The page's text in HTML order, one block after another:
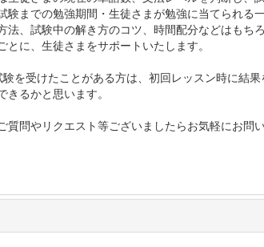
験までの勉強期間・生徒さまが勉強に当てられる
法、試験中の解き方のコツ、時間配分などはもち
とに、生徒さまをサポートいたします。
験を受けたことがある方は、初回レッスン時に結
きるかと思います。
質問やリクエスト等ございましたらお気軽にお問